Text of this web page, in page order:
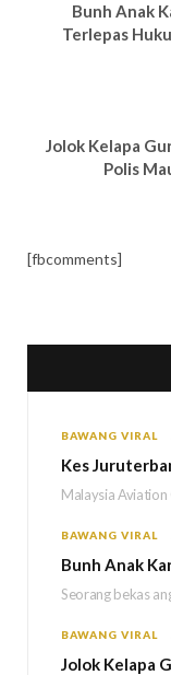
Bunh Anak
Terlepas
Jolok Kelapa
Polis
[fbcomments]
BAWANG VIRAL
BAWANG VIRAL
Bunh Anak
BAWANG VIRAL